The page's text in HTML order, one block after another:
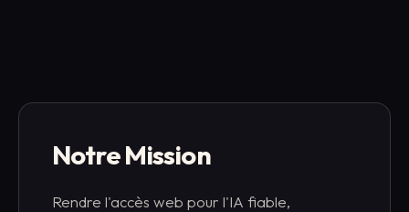
Notre Mission
Rendre l'accès web pour l'IA fiable,